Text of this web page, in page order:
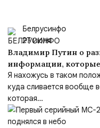
Белрусинфо
27 июля
Владимир Путин о
информации,
Я нахожусь в таком
куда сливается вообще
которая...